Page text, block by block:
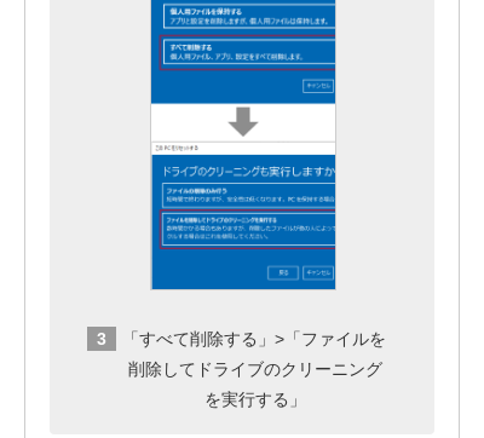
「すべて削除する」>「ファイルを
削除してドライブのクリーニング
を実行する」